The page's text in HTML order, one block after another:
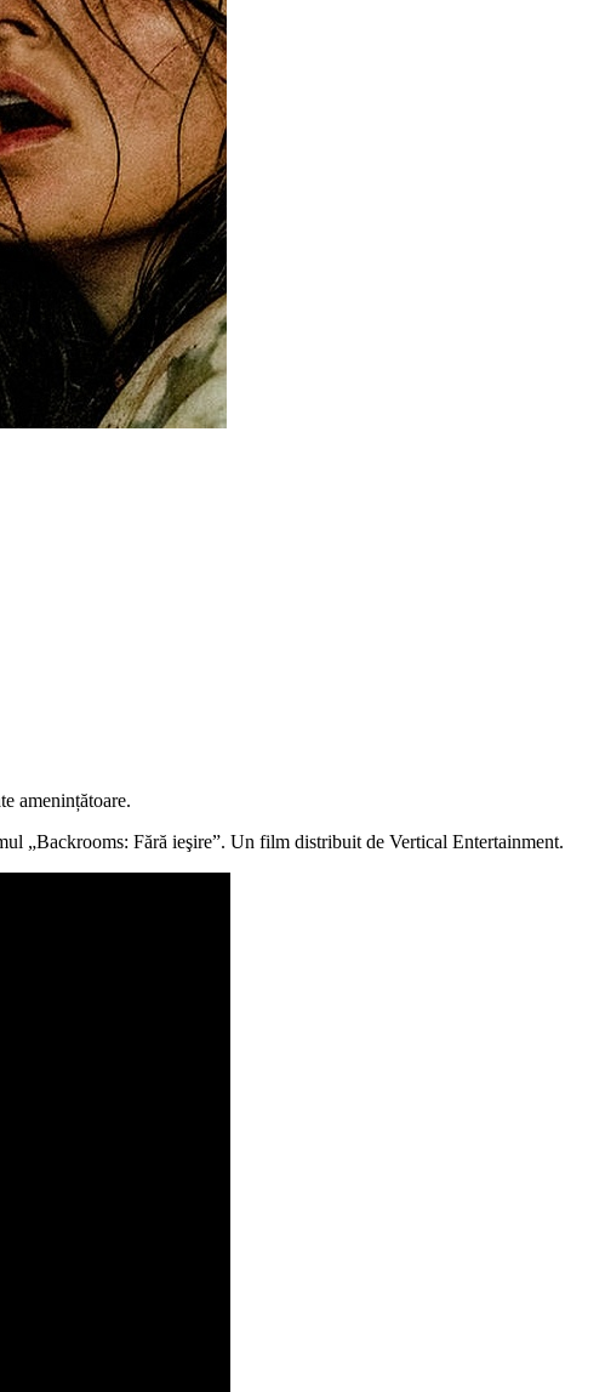
amenințătoare.
„Backrooms: Fără ieşire”. Un film distribuit de Vertical Entertainment.